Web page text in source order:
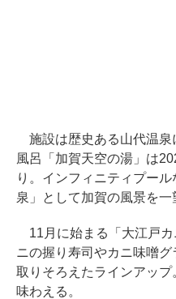
施設は歴史ある山代温泉
風呂「加賀天空の湯」は
り。インフィニティプー
泉」として加賀の風景を一
11月に始まる「大江戸カ
ニの握り寿司やカニ味噌
取りそろえたラインアッ
味わえる。